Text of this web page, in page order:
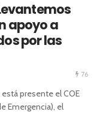
apoyo a
por las
76
presente el COE
Emergencia), el